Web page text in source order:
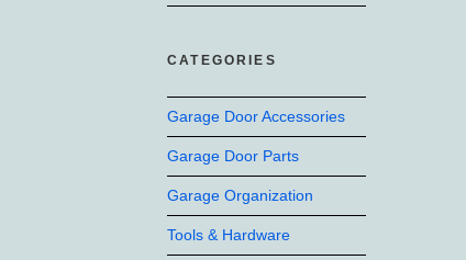
CATEGORIES
Garage Door Accessories
Garage Door Parts
Garage Organization
Tools & Hardware